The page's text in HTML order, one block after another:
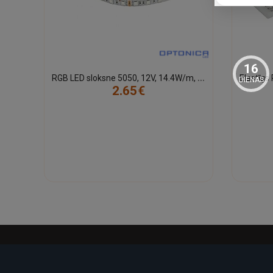
R
GB LED sloksne 5050, 12V, 14.4W/m, IP54
2.65€
16
DIENAS